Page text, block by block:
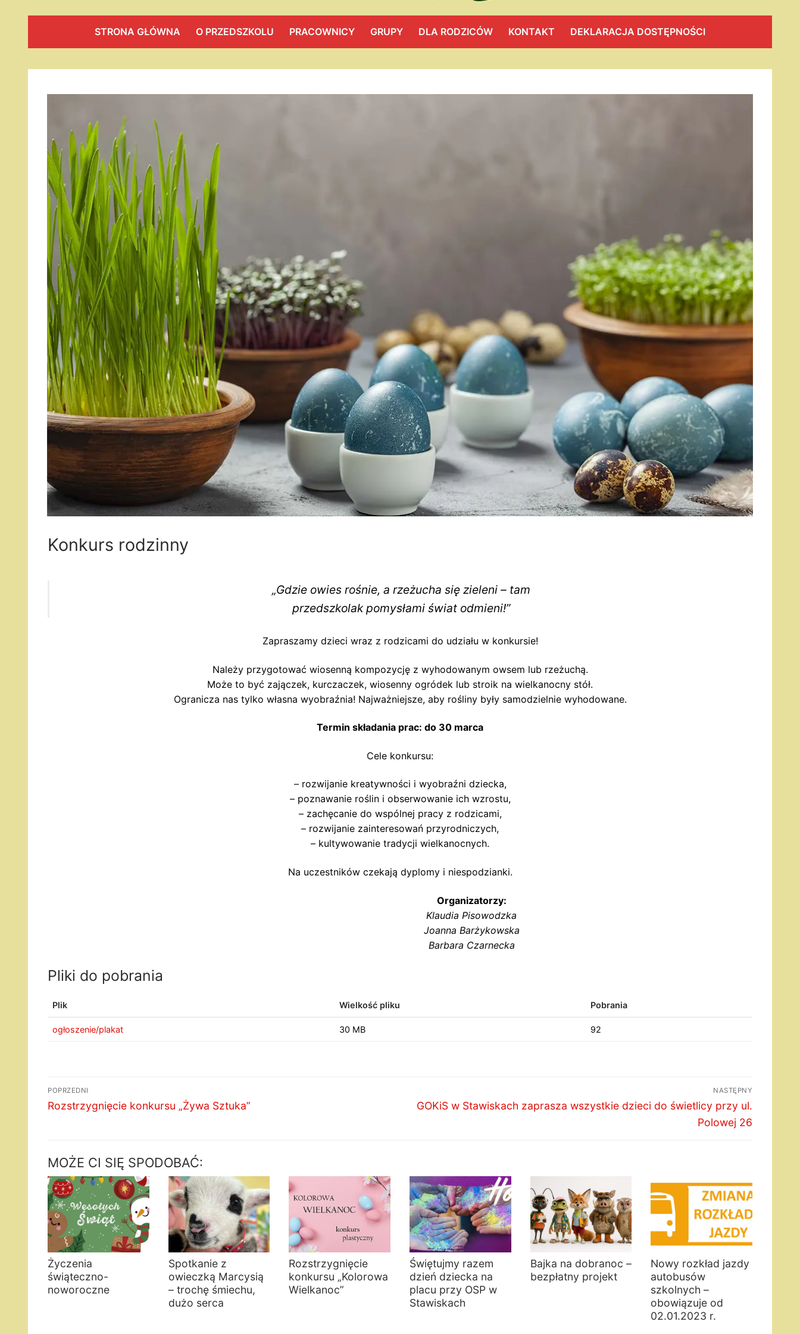
STRONA GŁÓWNA O PRZEDSZKOLU PRACOWNICY GRUPY DLA RODZICÓW KONTAKT DEKLARACJA DOSTĘPNOŚCI
Konkurs rodzinny
„Gdzie owies rośnie, a rzeżucha się zieleni – tam
przedszkolak pomysłami świat odmieni!”
Zapraszamy dzieci wraz z rodzicami do udziału w konkursie!
Należy przygotować wiosenną kompozycję z wyhodowanym owsem lub rzeżuchą.
Może to być zajączek, kurczaczek, wiosenny ogródek lub stroik na wielkanocny stół.
Ogranicza nas tylko własna wyobraźnia! Najważniejsze, aby rośliny były samodzielnie wyhodowane.
Termin składania prac: do 30 marca
Cele konkursu:
– rozwijanie kreatywności i wyobraźni dziecka,
– poznawanie roślin i obserwowanie ich wzrostu,
– zachęcanie do wspólnej pracy z rodzicami,
– rozwijanie zainteresowań przyrodniczych,
– kultywowanie tradycji wielkanocnych.
Na uczestników czekają dyplomy i niespodzianki.
Organizatorzy:
Klaudia Pisowodzka
Joanna Barżykowska
Barbara Czarnecka
Pliki do pobrania
Plik Wielkość pliku Pobrania
ogłoszenie/plakat 30 MB 92
Nawigacja
wpisu
POPRZEDNI
Poprzedni
Rozstrzygnięcie konkursu „Żywa Sztuka”
NASTĘPNY
Następny
GOKiS w Stawiskach zaprasza wszystkie dzieci do świetlicy przy ul.
Polowej 26
MOŻE CI SIĘ SPODOBAĆ:
Życzenia
świąteczno-
noworoczne
Spotkanie z
owieczką Marcysią
– trochę śmiechu,
dużo serca
Rozstrzygnięcie
konkursu „Kolorowa
Wielkanoc”
Świętujmy razem
dzień dziecka na
placu przy OSP w
Stawiskach
Bajka na dobranoc –
bezpłatny projekt
Nowy rozkład jazdy
autobusów
szkolnych –
obowiązuje od
02.01.2023 r.